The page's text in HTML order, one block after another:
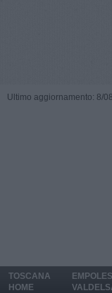
Ultimo aggiornamento: 8/
TOSCANA
HOME